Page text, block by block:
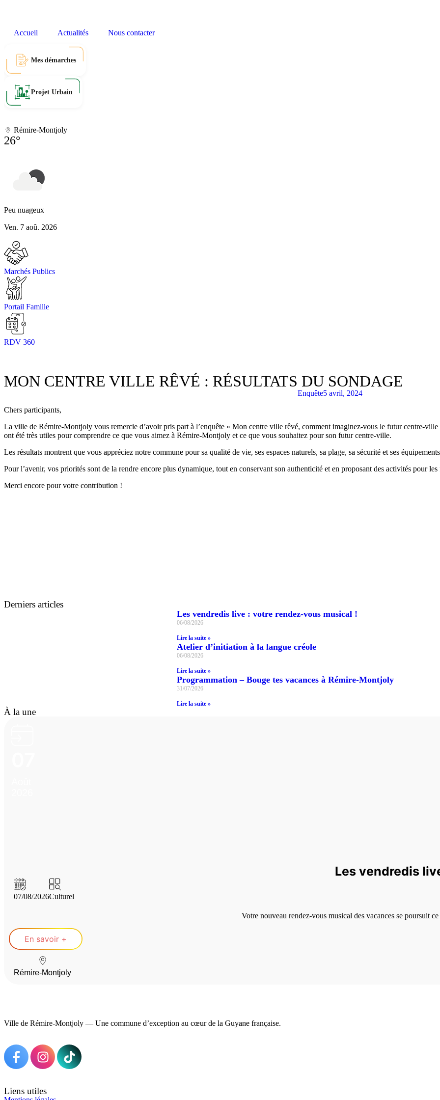
Accueil Actualités Nous contacter
Mes démarches
Projet Urbain
Rémire-Montjoly
26°
Peu nuageux
Ven. 7 aoû. 2026
Marchés Publics
Portail Famille
RDV 360
MON CENTRE VILLE RÊVÉ : RÉSULTATS DU SONDAGE
Enquête5 avril, 2024
Chers participants,
La ville de Rémire-Montjoly vous remercie d’avoir pris part à l’enquête « Mon centre ville rêvé, comment imaginez-vous le futur centre-
ont été très utiles pour comprendre ce que vous aimez à Rémire-Montjoly et ce que vous souhaitez pour son futur centre-ville.
Les résultats montrent que vous appréciez notre commune pour sa qualité de vie, ses espaces naturels, sa plage, sa sécurité et ses
Pour l’avenir, vos priorités sont de la rendre encore plus dynamique, tout en conservant son authenticité et en proposant des activités pour
Merci encore pour votre contribution !
Derniers articles
Les vendredis live : votre rendez-vous musical !
06/08/2026
Lire la suite »
Atelier d’initiation à la langue créole
06/08/2026
Lire la suite »
Programmation – Bouge tes vacances à Rémire-Montjoly
31/07/2026
Lire la suite »
À la une
Les vendredis
07/08/2026Culturel
Votre nouveau rendez-vous musical des vacances se poursuit
En savoir +
Rémire-Montjoly
Ville de Rémire-Montjoly — Une commune d’exception au cœur de la Guyane française.
Liens utiles